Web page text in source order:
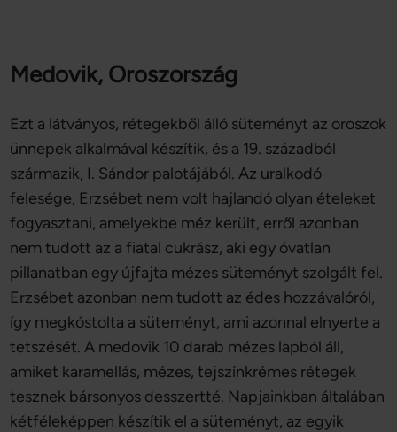
Medovik, Oroszország
Ezt a látványos, rétegekből álló süteményt az oroszok
ünnepek alkalmával készítik, és a 19. századból
származik, I. Sándor palotájából. Az uralkodó
felesége, Erzsébet nem volt hajlandó olyan ételeket
fogyasztani, amelyekbe méz került, erről azonban
nem tudott az a fiatal cukrász, aki egy óvatlan
pillanatban egy újfajta mézes süteményt szolgált fel.
Erzsébet azonban nem tudott az édes hozzávalóról,
így megkóstolta a süteményt, ami azonnal elnyerte a
tetszését. A medovik 10 darab mézes lapból áll,
amiket karamellás, mézes, tejszínkrémes rétegek
tesznek bársonyos desszertté. Napjainkban általában
kétféleképpen készítik el a süteményt, az egyik